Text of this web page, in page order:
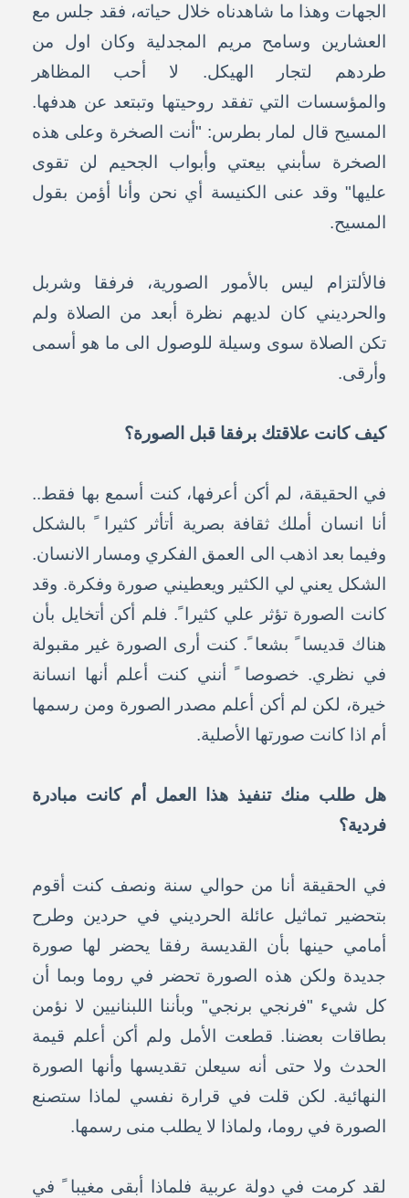
الجهات وهذا ما شاهدناه خلال حياته، فقد جلس مع
العشارين وسامح مريم المجدلية وكان اول من
طردهم لتجار الهيكل. لا أحب المظاهر
والمؤسسات التي تفقد روحيتها وتبتعد عن هدفها.
المسيح قال لمار بطرس: "أنت الصخرة وعلى هذه
الصخرة سأبني بيعتي وأبواب الجحيم لن تقوى
عليها" وقد عنى الكنيسة أي نحن وأنا أؤمن بقول
المسيح.
فالألتزام ليس بالأمور الصورية، فرفقا وشربل
والحرديني كان لديهم نظرة أبعد من الصلاة ولم
تكن الصلاة سوى وسيلة للوصول الى ما هو أسمى
وأرقى.
كيف كانت علاقتك برفقا قبل الصورة؟
في الحقيقة، لم أكن أعرفها، كنت أسمع بها فقط..
أنا انسان أملك ثقافة بصرية أتأثر كثيرا ً بالشكل
وفيما بعد اذهب الى العمق الفكري ومسار الانسان.
الشكل يعني لي الكثير ويعطيني صورة وفكرة. وقد
كانت الصورة تؤثر علي كثيرا ً. فلم أكن أتخايل بأن
هناك قديسا ً بشعا ً. كنت أرى الصورة غير مقبولة
في نظري. خصوصا ً أنني كنت أعلم أنها انسانة
خيرة، لكن لم أكن أعلم مصدر الصورة ومن رسمها
أم اذا كانت صورتها الأصلية.
هل طلب منك تنفيذ هذا العمل أم كانت مبادرة
فردية؟
في الحقيقة أنا من حوالي سنة ونصف كنت أقوم
بتحضير تماثيل عائلة الحرديني في حردين وطرح
أمامي حينها بأن القديسة رفقا يحضر لها صورة
جديدة ولكن هذه الصورة تحضر في روما وبما أن
كل شيء "فرنجي برنجي" وبأننا اللبنانيين لا نؤمن
بطاقات بعضنا. قطعت الأمل ولم أكن أعلم قيمة
الحدث ولا حتى أنه سيعلن تقديسها وأنها الصورة
النهائية. لكن قلت في قرارة نفسي لماذا ستصنع
الصورة في روما، ولماذا لا يطلب منى رسمها.
لقد كرمت في دولة عربية فلماذا أبقى مغيبا ً في